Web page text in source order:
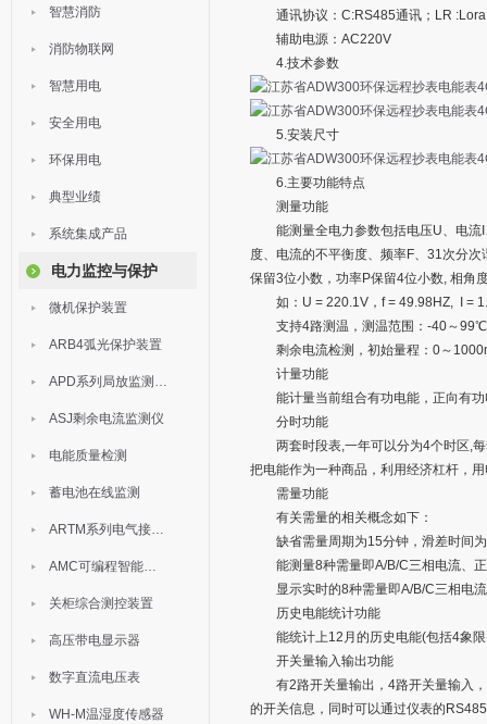
智慧消防
消防物联网
智慧用电
安全用电
环保用电
典型业绩
系统集成产品
电力监控与保护
微机保护装置
ARB4弧光保护装置
APD系列局放监测装置
ASJ剩余电流监测仪
电能质量检测
蓄电池在线监测
ARTM系列电气接点测温装置
AMC可编程智能电测表
关柜综合测控装置
高压带电显示器
数字直流电压表
WH-M温湿度传感器
通讯协议：C:RS485通讯；LR :Lora
辅助电源：AC220V
4.技术参数
5.安装尺寸
6.主要功能特点
测量功能
能测量全电力参数包括电压U、电流I
度、电流的不平衡度、频率F、31次分
保留3位小数，功率P保留4位小数, 相
如：U = 220.1V，f = 49.98HZ, I =
支持4路测温，测温范围：-40～
剩余电流检测，初始量程：0～
计量功能
能计量当前组合有功电能，正向有功
分时功能
两套时段表,一年可以分为4个时区,每
把电能作为一种商品，利用经济杠杆，
需量功能
有关需量的相关概念如下：
缺省需量周期为15分钟，滑差时间为
能测量8种需量即A/B/C三相电流、正
显示实时的8种需量即A/B/C三相电流
历史电能统计功能
能统计上12月的历史电能(包括4象限
开关量输入输出功能
有2路开关量输出，4路开关量输入，
的开关信息，同时可以通过仪表的